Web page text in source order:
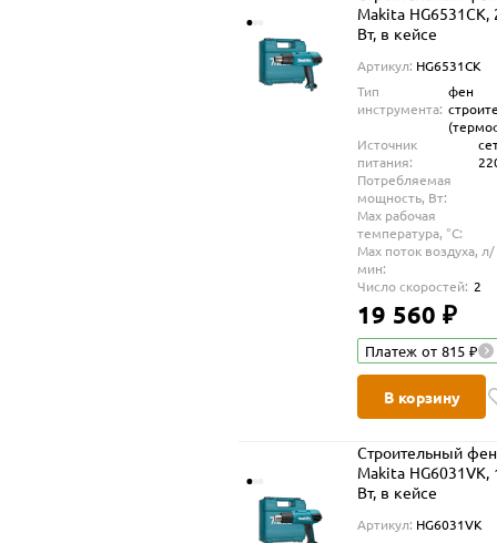
Makita HG6531CK,
Вт, в кейсе
Артикул: HG6531CK
Тип
инструмента:
фен
Источник
питания:
Потребляемая
мощность, Вт:
Max рабочая
температура, °С:
Max поток воздуха, л/
мин:
Число скоростей: 2
19 560 ₽
Платеж от 815 ₽
В корзину
Строительный фен
Makita HG6031VK,
Вт, в кейсе
Артикул: HG6031VK